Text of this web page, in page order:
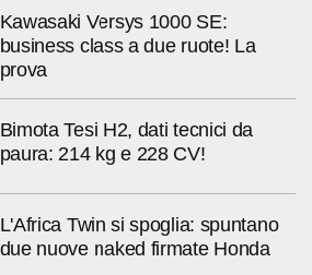
Kawasaki Versys 1000 SE:
business class a due ruote! La
prova
Bimota Tesi H2, dati tecnici da
paura: 214 kg e 228 CV!
L'Africa Twin si spoglia: spuntano
due nuove naked firmate Honda